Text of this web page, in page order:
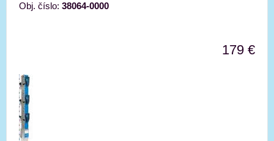
Obj. číslo: 38064-0000
179 €